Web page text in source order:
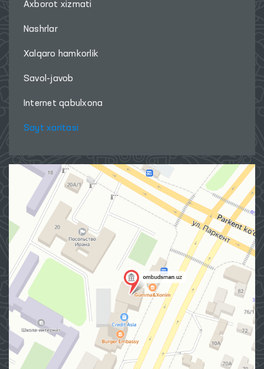
Axborot xizmati
Nashrlar
Xalqaro hamkorlik
Savol-javob
Internet qabulxona
Sayt xaritasi